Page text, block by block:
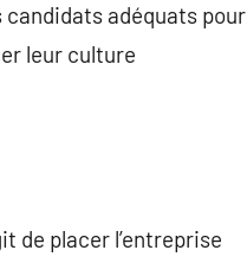
adéquats pour
leur culture
de placer l’entreprise